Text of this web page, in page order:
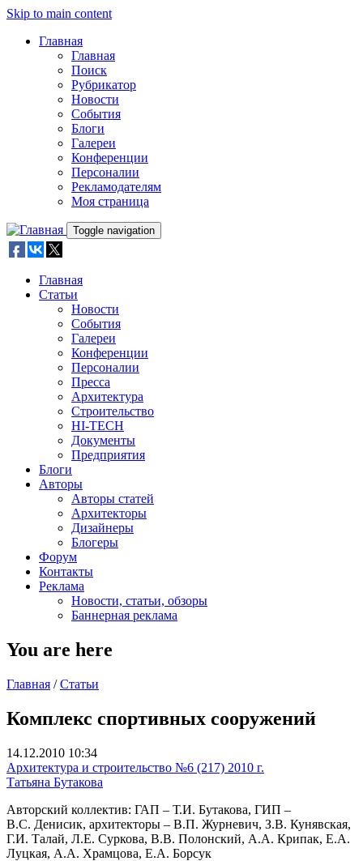
Skip to main content
Главная
Главная
Поиск
Рубрикатор
Новости
События
Блоги
Галереи
Конференции
Персоналии
Рекламодателям
Моя страница
Toggle navigation
Главная
Статьи
Новости
События
Галереи
Конференции
Персоналии
Пресса
Архитектура
Строительство
HI-TECH
Документы
Предприятия
Блоги
Авторы
Авторы статей
Архитекторы
Дизайнеры
Блогеры
Форум
Контакты
Реклама
Новости, статьи, обзоры
Баннерная реклама
You are here
Главная / Статьи
Комплекс спортивных сооружений
14.12.2010 10:34
Архитектура и строительство №6 (217) 2010 г.
Татьяна Бутакова
Авторский коллектив: ГАП – Т.И. Бутакова, ГИП –
В.С. Денисик, архитекторы – В.П. Журневич, З.В. Кунявская,
Г.И. Талай, Л.Е. Суркова, В.В. Полонский, А.А. Крипак, Е.А.
Луцкая, А.А. Храмцова, Е.А. Борсук